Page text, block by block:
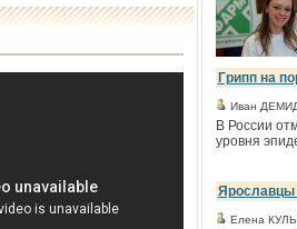
Грипп на
Иван
В России
уровня
Ярославцы
Елена